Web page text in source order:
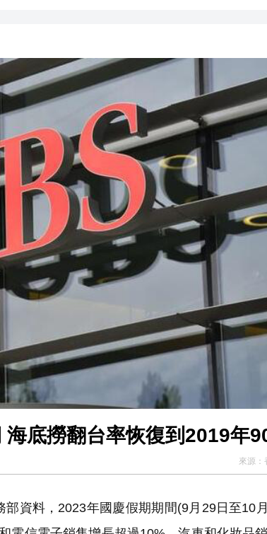
潤總額近936億
情 罪證如山豈能妄想輕判
會工作 李家超暫停3項公職委任
沉香從傳統邁向現代
元
潤總額近936億
瑞銀：內地黃金周復蘇速度符合預期 海底撈翻台率恢復到2019
來源：
資料，2023年國慶假期期間(9月29日至10